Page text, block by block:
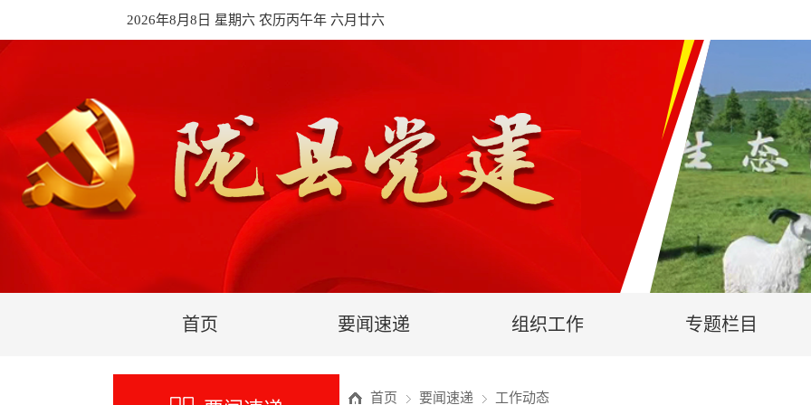
2026年8月8日 星期六 农历丙午年 六月廿六
首页 要闻速递 组织工作 专题栏目
首页 要闻速递 工作动态